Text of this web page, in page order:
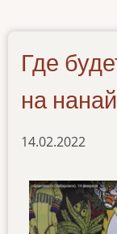
Где
на
14.02.2022